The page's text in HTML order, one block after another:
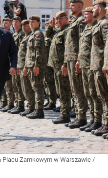
Zamkowym w Warszawie /